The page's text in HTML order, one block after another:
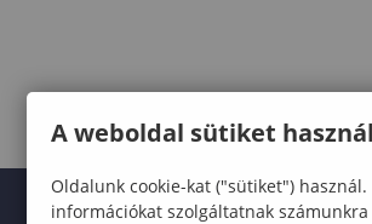
A weboldal sütiket használ
Oldalunk cookie-kat ("sütiket") használ.
információkat szolgáltatnak